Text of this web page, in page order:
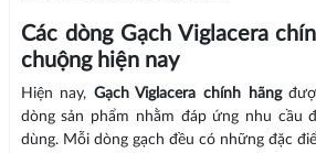
Các dòng Gạch Viglacera
chuộng hiện nay
Hiện nay, Gạch Viglacera chính hãng
dòng sản phẩm nhằm đáp ứng nhu cầu
dùng. Mỗi dòng gạch đều có những đặc